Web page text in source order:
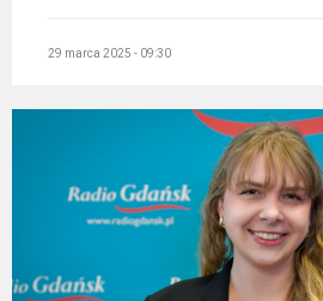
29 marca 2025 - 09:30